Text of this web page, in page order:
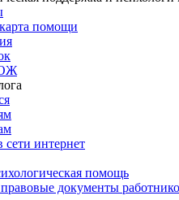
помощи
сети интернет
помощь
документы